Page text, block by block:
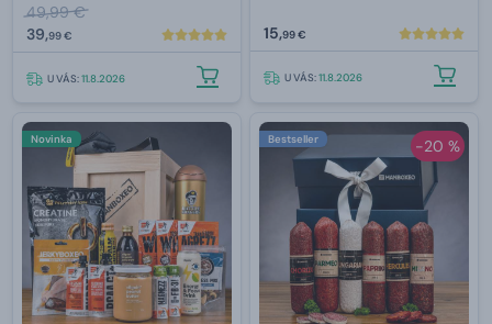
49,99 €
39,99 €
U VÁS:11.8.2026
15,99 €
U VÁS:11.8.2026
Novinka -20 %
Bestseller